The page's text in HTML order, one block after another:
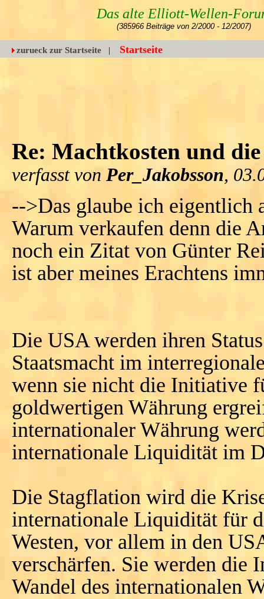
Das alte Elliott-Wellen-
(385966 Beiträge von 2/2000 - 12/2007)
zurueck zur Startseite | Startseite
Re: Machtkosten und
verfasst von Per_Jakobsson,
-->Das glaube ich eigentlich
Warum verkaufen denn die
noch ein Zitat von Günter
ist aber meines Erachtens
Die USA werden ihren
Staatsmacht im
wenn sie nicht die Initiative
goldwertigen Währung
internationaler Währung
internationale Liquidität im
Die Stagflation wird die
internationale Liquidität für
Westen, vor allem in den
verschärfen. Sie werden die
Wandel des internationalen